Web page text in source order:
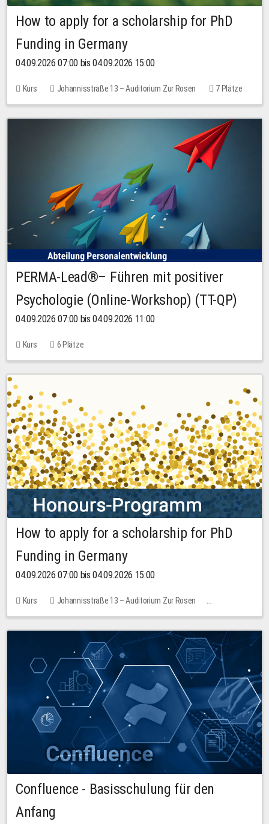
How to apply for a scholarship for PhD
Funding in Germany
04.09.2026 07:00 bis 04.09.2026 15:00
Kurs Johannisstraße 13 – Auditorium Zur Rosen
7 Plätze
10,00 EUR
PERMA-Lead®– Führen mit positiver
Psychologie (Online-Workshop) (TT-QP)
04.09.2026 07:00 bis 04.09.2026 11:00
Kurs 6 Plätze
How to apply for a scholarship for PhD
Funding in Germany
04.09.2026 07:00 bis 04.09.2026 15:00
Kurs
Johannisstraße 13 – Auditorium Zur Rosen
Keine freien Plätze
Confluence - Basisschulung für den
Anfang